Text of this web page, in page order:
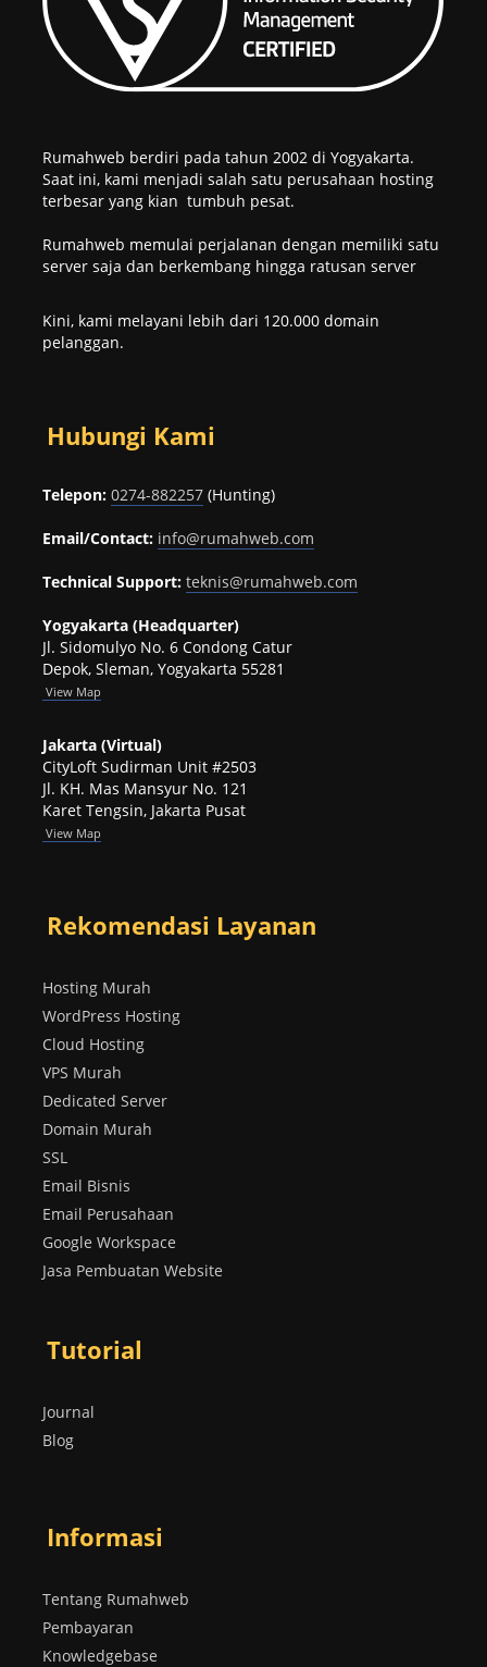
Rumahweb berdiri pada tahun 2002 di Yogyakarta.
Saat ini, kami menjadi salah satu perusahaan hosting
terbesar yang kian tumbuh pesat.
Rumahweb memulai perjalanan dengan memiliki satu
server saja dan berkembang hingga ratusan server
Kini, kami melayani lebih dari 120.000 domain
pelanggan.
Hubungi Kami
Telepon: 0274-882257 (Hunting)
Email/Contact: info@rumahweb.com
Technical Support: teknis@rumahweb.com
Yogyakarta (Headquarter)
Jl. Sidomulyo No. 6 Condong Catur
Depok, Sleman, Yogyakarta 55281
View Map
Jakarta (Virtual)
CityLoft Sudirman Unit #2503
Jl. KH. Mas Mansyur No. 121
Karet Tengsin, Jakarta Pusat
View Map
Rekomendasi Layanan
Hosting Murah
WordPress Hosting
Cloud Hosting
VPS Murah
Dedicated Server
Domain Murah
SSL
Email Bisnis
Email Perusahaan
Google Workspace
Jasa Pembuatan Website
Tutorial
Journal
Blog
Informasi
Tentang Rumahweb
Pembayaran
Knowledgebase